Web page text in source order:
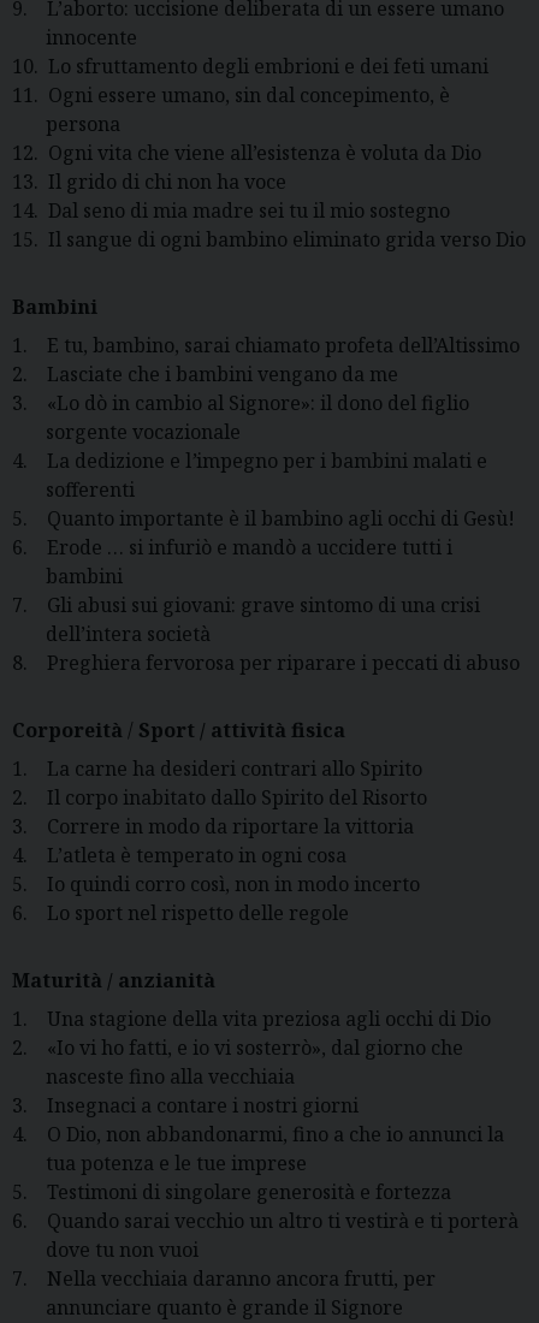
9.
L’aborto: uccisione deliberata di un essere umano
innocente
10. Lo sfruttamento degli embrioni e dei feti umani
11. Ogni essere umano, sin dal concepimento, è
persona
12. Ogni vita che viene all’esistenza è voluta da Dio
13. Il grido di chi non ha voce
14. Dal seno di mia madre sei tu il mio sostegno
15. Il sangue di ogni bambino eliminato grida verso Dio
Bambini
1.
E tu, bambino, sarai chiamato profeta dell’Altissimo
2.
Lasciate che i bambini vengano da me
3.
«Lo dò in cambio al Signore»: il dono del figlio
sorgente vocazionale
4.
La dedizione e l’impegno per i bambini malati e
sofferenti
5.
Quanto importante è il bambino agli occhi di Gesù!
6.
Erode … si infuriò e mandò a uccidere tutti i
bambini
7.
Gli abusi sui giovani: grave sintomo di una crisi
dell’intera società
8.
Preghiera fervorosa per riparare i peccati di abuso
Corporeità / Sport / attività fisica
1.
La carne ha desideri contrari allo Spirito
2.
Il corpo inabitato dallo Spirito del Risorto
3.
Correre in modo da riportare la vittoria
4.
L’atleta è temperato in ogni cosa
5.
Io quindi corro così, non in modo incerto
6.
Lo sport nel rispetto delle regole
Maturità / anzianità
1.
Una stagione della vita preziosa agli occhi di Dio
2.
«Io vi ho fatti, e io vi sosterrò», dal giorno che
nasceste fino alla vecchiaia
3.
Insegnaci a contare i nostri giorni
4.
O Dio, non abbandonarmi, fino a che io annunci la
tua potenza e le tue imprese
5.
Testimoni di singolare generosità e fortezza
6.
Quando sarai vecchio un altro ti vestirà e ti porterà
dove tu non vuoi
7.
Nella vecchiaia daranno ancora frutti, per
annunciare quanto è grande il Signore